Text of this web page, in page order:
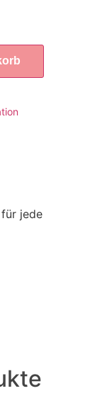
jede